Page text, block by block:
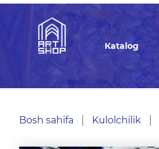
Кatalog
Bosh sahifa Kulolchilik